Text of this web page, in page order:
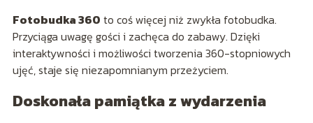
Fotobudka 360 to coś więcej niż zwykła fotobudka.
Przyciąga uwagę gości i zachęca do zabawy. Dzięki
interaktywności i możliwości tworzenia 360-stopniowych
ujęć, staje się niezapomnianym przeżyciem.
Doskonała pamiątka z wydarzenia